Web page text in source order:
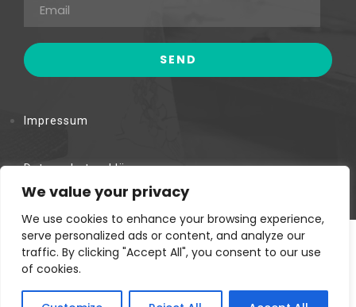
We value your privacy
We use cookies to enhance your browsing experience,
serve personalized ads or content, and analyze our
traffic. By clicking "Accept All", you consent to our use
of cookies.
Impressum
Datenschutzerklärung
Kwa Maiko Women Self Help Group © Copyright. 2023.